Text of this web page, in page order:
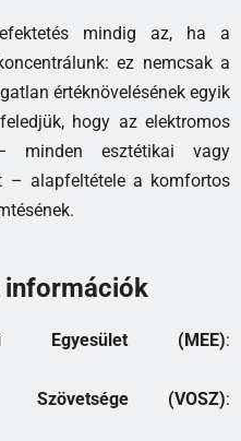
mindig az, ha a
ez nemcsak a
értéknövelésének egyik
hogy az elektromos
minden esztétikai vagy
– alapfeltétele a komfortos
információk
Egyesület (MEE):
Szövetsége (VOSZ):